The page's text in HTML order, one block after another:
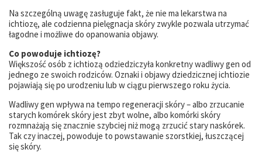
Na szczególną uwagę zasługuje fakt, że nie ma lekarstwa na
ichtiozę, ale codzienna pielęgnacja skóry zwykle pozwala utrzymać
łagodne i możliwe do opanowania objawy.
Co powoduje ichtiozę?
Większość osób z ichtiozą odziedziczyła konkretny wadliwy gen od
jednego ze swoich rodziców. Oznaki i objawy dziedzicznej ichtiozie
pojawiają się po urodzeniu lub w ciągu pierwszego roku życia.
Wadliwy gen wpływa na tempo regeneracji skóry – albo zrzucanie
starych komórek skóry jest zbyt wolne, albo komórki skóry
rozmnażają się znacznie szybciej niż mogą zrzucić stary naskórek.
Tak czy inaczej, powoduje to powstawanie szorstkiej, łuszczącej
się skóry.